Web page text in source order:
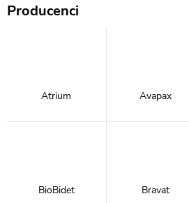
Producenci
Atrium Avapax
BioBidet Bravat